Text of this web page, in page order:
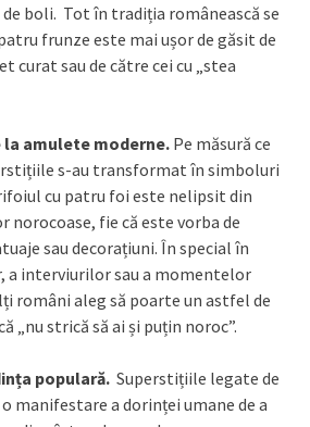
boli. Tot în tradiția românească se
frunze este mai ușor de găsit de
curat sau de către cei cu „stea
la amulete moderne. Pe măsură ce
s-au transformat în simboluri
cu patru foi este nelipsit din
fie că este vorba de
sau decorațiuni. În special în
a interviurilor sau a momentelor
români aleg să poarte un astfel de
„nu strică să ai și puțin noroc”.
populară. Superstițiile legate de
manifestare a dorinței umane de a